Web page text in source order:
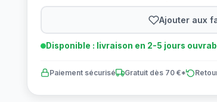
Ajouter aux
Disponible : livraison en 2-5 jours
Paiement sécurisé Gratuit dès 70 €*